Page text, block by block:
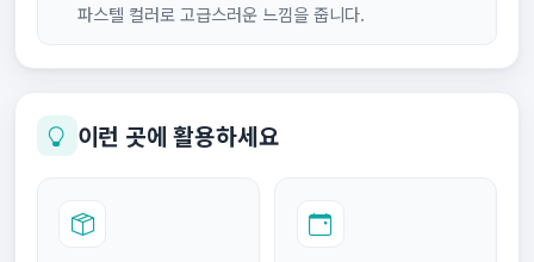
파스텔 컬러로 고급스러운 느낌을 줍니다.
이런 곳에 활용하세요